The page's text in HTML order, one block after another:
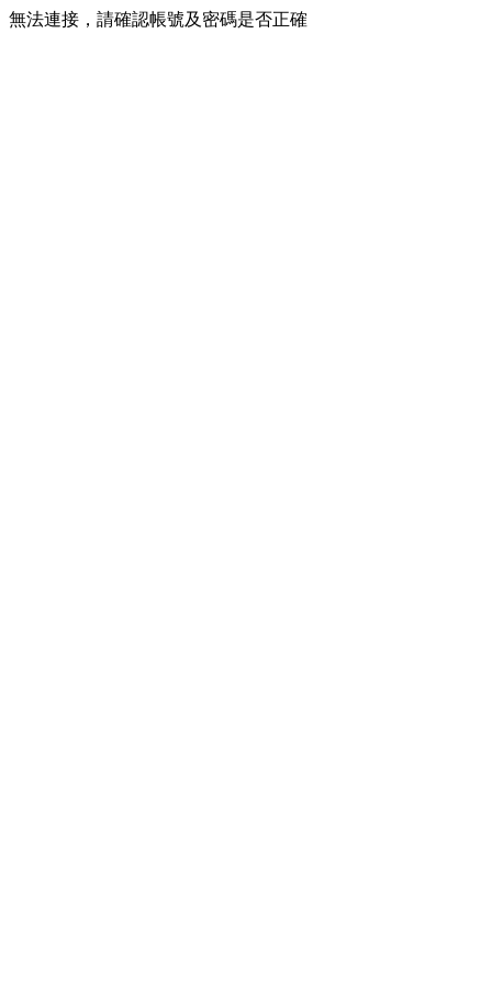
無法連接，請確認帳號及密碼是否正確